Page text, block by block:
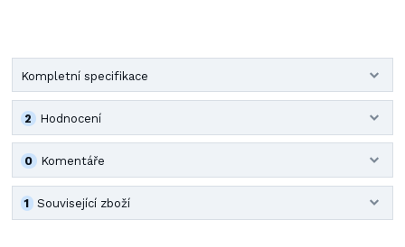
Kompletní specifikace
Hodnocení
2
Komentáře
0
Související zboží
1